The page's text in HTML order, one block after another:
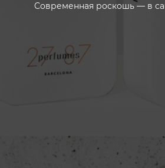
Современная роскошь — в